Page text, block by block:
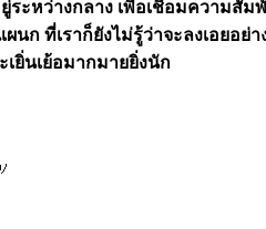
ระหว่างกลาง เพื่อเชื่อมความสัม
ก ที่เราก็ยังไม่รู้ว่าจะลงเอยอย่า
ยิ่นเย้อมากมายยิ่งนัก